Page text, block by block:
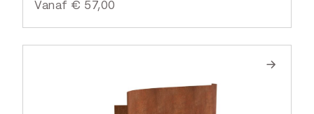
Vanaf € 57,00